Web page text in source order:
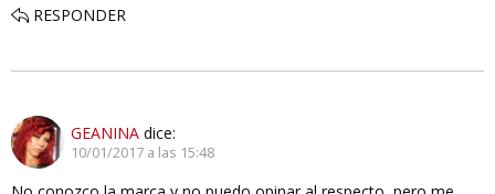
RESPONDER
GEANINA dice:
10/01/2017 a las 15:48